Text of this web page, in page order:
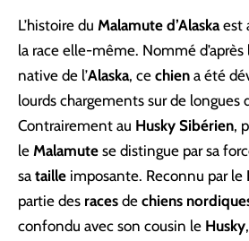
L’histoire du Malamute d’Alaskaest
la race elle-même. Nommé
native de l’Alaska, ce chien a été
lourds chargements sur de longues
Contrairement au Husky Sibérien,
le Malamute se distingue par sa
sa taille imposante. Reconnu par le
partie des races de chiens
confondu avec son cousin le Husky